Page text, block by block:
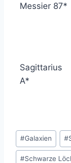
Messier 87*
Sagittarius
A*
Schlagworte:
#Galaxien #
#Schwarze